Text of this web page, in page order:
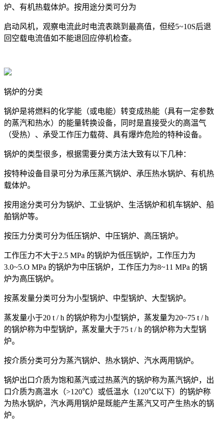
炉、有机热载体炉。按用途分类可分为
启动风机，观察电流此时电流表跳到最高值，但经5~10S后退
回空载电流值如不能退回应停机检查。
锅炉的分类
锅炉是将燃料的化学能（或电能）转变成热能（具有一定参数
的蒸汽和热水）的能量转换设备，同时是直接受火的高温气
（受热）、承受工作压力载荷、具有爆炸危险的特种设备。
锅炉的类型很多，根据需要分类方法大致有以下几种：
按特种设备目录可分为承压蒸汽锅炉、承压热水锅炉、有机热
载体炉。
按用途分类可分为锅炉、工业锅炉、生活锅炉和机车锅妒、船
舶锅炉等。
按压力分类可分为低压锅炉、中压锅炉、高压锅炉。
工作压力不大于2.5 MPa 的锅炉为低压锅炉，工作压力为
3.0~5.O MPa 的锅炉为中压锅炉，工作压力为8~11 MPa 的锅
炉为高压锅炉。
按蒸发量分类可分为小型锅炉、中型锅炉、大型锅炉。
蒸发量小于20 t / h 的锅炉称为小型锅炉，蒸发量为20~75 t / h
的锅炉称为中型锅炉，蒸发量大于75 t / h 的锅炉称为大型锅
炉。
按介质分类可分为蒸汽锅炉、热水锅炉、汽水两用锅炉。
锅炉出口介质为饱和蒸汽或过热蒸汽的锅炉称为蒸汽锅炉，出
口介质为高温水（>120℃）或低温水（120℃以下）的锅炉称
为热水锅炉，汽水两用锅炉是既能产生蒸汽又可产生热水的锅
炉。